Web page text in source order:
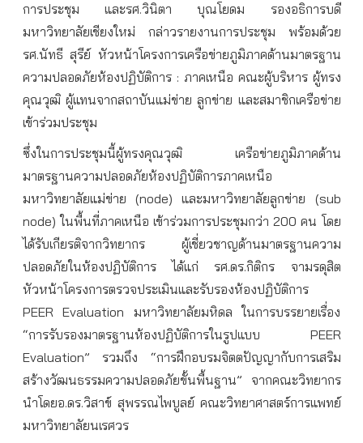
การประชุม และรศ.วินิตา บุณโยดม รองอธิการบดี
มหาวิทยาลัยเชียงใหม่ กล่าวรายงานการประชุม พร้อมด้วย
รศ.นัทธี สุรีย์ หัวหน้าโครงการเครือข่ายภูมิภาคด้านมาตรฐาน
ความปลอดภัยห้องปฏิบัติการ : ภาคเหนือ คณะผู้บริหาร ผู้ทรง
คุณวุฒิ ผู้แทนจากสถาบันแม่ข่าย ลูกข่าย และสมาชิกเครือข่าย
เข้าร่วมประชุม
ซึ่งในการประชุมนี้ผู้ทรงคุณวุฒิ เครือข่ายภูมิภาคด้าน
มาตรฐานความปลอดภัยห้องปฏิบัติการภาคเหนือ
มหาวิทยาลัยแม่ข่าย (node) และมหาวิทยาลัยลูกข่าย (sub
node) ในพื้นที่ภาคเหนือ เข้าร่วมการประชุมกว่า 200 คน โดย
ได้รับเกียรติจากวิทยากร ผู้เชี่ยวชาญด้านมาตรฐานความ
ปลอดภัยในห้องปฏิบัติการ ได้แก่ รศ.ดร.กิติกร จามรดุสิต
หัวหน้าโครงการตรวจประเมินและรับรองห้องปฏิบัติการ
PEER Evaluation มหาวิทยาลัยมหิดล ในการบรรยายเรื่อง
“การรับรองมาตรฐานห้องปฏิบัติการในรูปแบบ PEER
Evaluation” รวมถึง “การฝึกอบรมจิตตปัญญากับการเสริม
สร้างวัฒนธรรมความปลอดภัยขั้นพื้นฐาน” จากคณะวิทยากร
นำโดยอ.ดร.วิสาข์ สุพรรณไพบูลย์ คณะวิทยาศาสตร์การแพทย์
มหาวิทยาลัยนเรศวร